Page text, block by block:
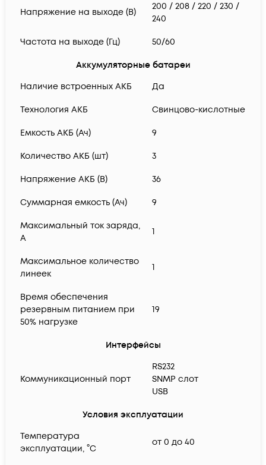
Напряжение на выходе (В)
200 / 208 / 220 / 230 /
240
Частота на выходе (Гц) 50/60
Аккумуляторные батареи
Наличие встроенных АКБ
Да
Технология АКБ Свинцово-кислотные
Емкость АКБ (Ач) 9
Количество АКБ (шт) 3
Напряжение АКБ (В) 36
Суммарная емкость (Ач) 9
Максимальный ток заряда,
А
1
Максимальное количество
линеек
1
Время обеспечения
резервным питанием при
50% нагрузке
19
Интерфейсы
Коммуникационный порт
RS232
SNMP слот
USB
Условия эксплуатации
Температура
эксплуатации, °C
от 0 до 40